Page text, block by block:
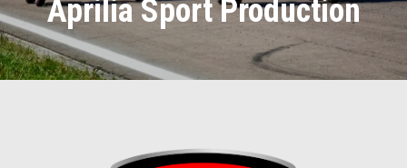
Aprilia Sport Production